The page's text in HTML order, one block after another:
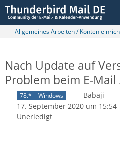
Allgemeines Arbeiten / Konten
Nach Update auf
Problem beim E-Mail
78.* Windows
Babaji
17. September 2020 um 15:54
Unerledigt